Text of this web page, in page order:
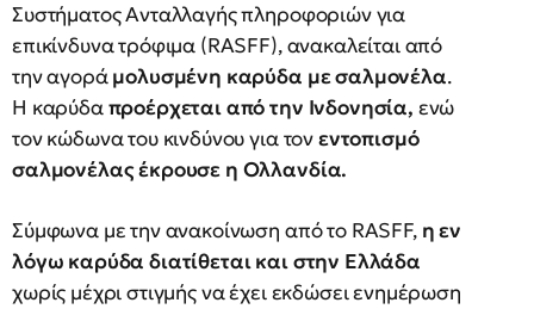
Συστήματος Ανταλλαγής πληροφοριών για
επικίνδυνα τρόφιμα (RASFF), ανακαλείται από
την αγοράμολυσμένη καρύδα με σαλμονέλα.
Η καρύδαπροέρχεται από την Ινδονησία, ενώ
τον κώδωνα του κινδύνου για τονεντοπισμό
σαλμονέλας έκρουσε η Ολλανδία.
Σύμφωνα με την ανακοίνωση από το RASFF, η εν
λόγω καρύδα διατίθεται και στην Ελλάδα
χωρίς μέχρι στιγμής να έχει εκδώσει ενημέρωση